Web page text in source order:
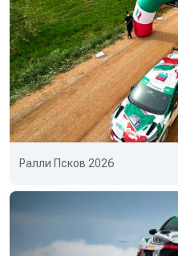
Ралли Псков 2026